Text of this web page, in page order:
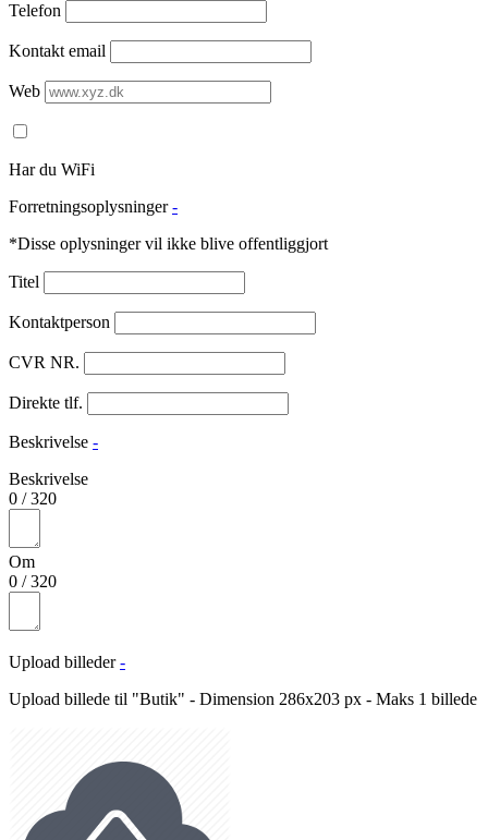
Telefon
Kontakt email
Web
Har du WiFi
Forretningsoplysninger -
*Disse oplysninger vil ikke blive offentliggjort
Titel
Kontaktperson
CVR NR.
Direkte tlf.
Beskrivelse -
Beskrivelse
0 /320
Om
0 /320
Upload billeder -
Upload billede til "Butik" - Dimension 286x203 px - Maks 1 billede